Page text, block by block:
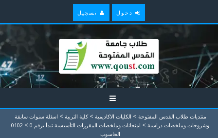
دخول تسجيل
منتديات طلاب القدس المفتوحة > الكليات الاكاديمية > كلية التربية > اسئلة سنوات سابقة
وشروحات وملخصات دراسية > امتحانات وملخصات المقررات التأسيسية تبدأ برقم 0 >
0102
الحاسوب